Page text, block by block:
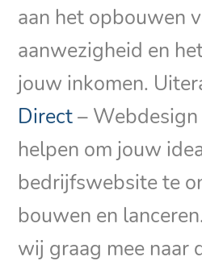
aan het opbouwen
aanwezigheid en
jouw inkomen.
Direct–
helpen om jouw
bedrijfswebsite te
bouwen en
wij graag mee naar